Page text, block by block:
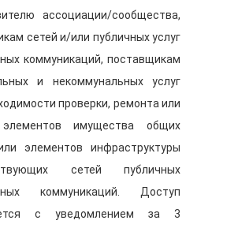
ассоциации/сообщества,
сетей и/или публичных услуг
коммуникаций, поставщикам
и некоммунальных услуг
проверки, ремонта или
имущества общих
элементов инфраструктуры
сетей публичных
коммуникаций. Доступ
с уведомлением за 3